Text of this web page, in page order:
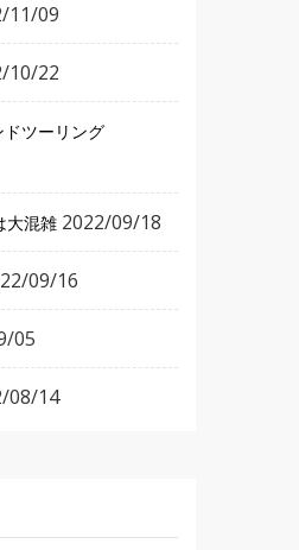
11/09
10/22
ツーリング
大混雑 2022/09/18
09/16
05
08/14